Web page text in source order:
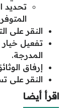
تحديد
النقر على
تفعيل خيار
المدرجة.
إرفاق
النقر على
اقرأ أيضا